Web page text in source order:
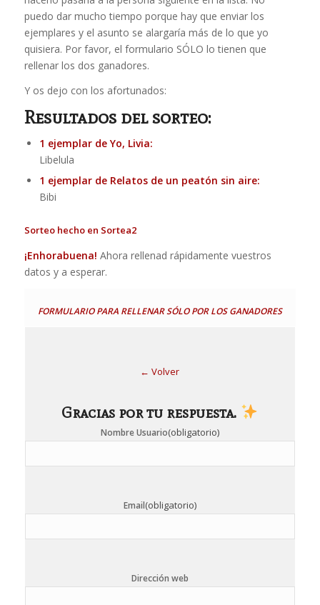
puedo dar mucho tiempo porque hay que enviar los
ejemplares y el asunto se alargaría más de lo que yo
quisiera. Por favor, el formulario SÓLO lo tienen que
rellenar los dos ganadores.
Y os dejo con los afortunados:
Resultados del sorteo:
1 ejemplar de Yo, Livia:
Libelula
1 ejemplar de Relatos de un peatón sin aire:
Bibi
Sorteo hecho en Sortea2
¡Enhorabuena! Ahora rellenad rápidamente vuestros
datos y a esperar.
FORMULARIO PARA RELLENAR SÓLO POR LOS GANADORES
← Volver
Gracias por tu respuesta.
Nombre Usuario(obligatorio)
Email(obligatorio)
Dirección web